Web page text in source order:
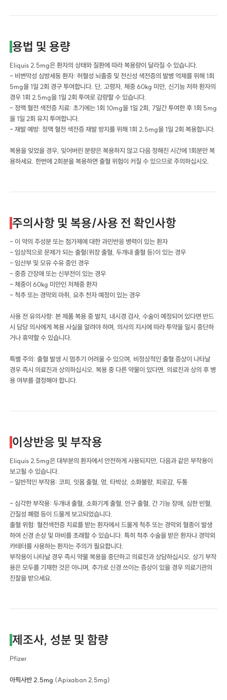
용법 및 용량
Eliquis 2.5mg은 환자의 상태와 질환에 따라 복용량이 달라질 수 있습니다.
- 비변막성 심방세동 환자: 허혈성 뇌졸중 및 전신성 색전증의 발병 억제를 위해 1회
5mg을 1일 2회 경구 투여합니다. 단, 고령자, 체중 60kg 미만, 신기능 저하 환자의
경우 1회 2.5mg을 1일 2회 투여로 감량할 수 있습니다.
- 정맥 혈전 색전증 치료: 초기에는 1회 10mg을 1일 2회, 7일간 투여한 후 1회 5mg
을 1일 2회 유지 투여합니다.
- 재발 예방: 정맥 혈전 색전증 재발 방지를 위해 1회 2.5mg을 1일 2회 복용합니다.
복용을 잊었을 경우, 잊어버린 분량은 복용하지 않고 다음 정해진 시간에 1회분만 복
용하세요. 한번에 2회분을 복용하면 출혈 위험이 커질 수 있으므로 주의하십시오.
주의사항 및 복용/사용 전 확인사항
- 이 약의 주성분 또는 첨가제에 대한 과민반응 병력이 있는 환자
- 임상적으로 문제가 되는 출혈(위장 출혈, 두개내 출혈 등)이 있는 경우
- 임산부 및 모유 수유 중인 경우
- 중증 간장애 또는 신부전이 있는 경우
- 체중이 60kg 미만인 저체중 환자
- 척추 또는 경막외 마취, 요추 천자 예정이 있는 경우
사용 전 유의사항: 본 제품 복용 중 발치, 내시경 검사, 수술이 예정되어 있다면 반드
시 담당 의사에게 복용 사실을 알려야 하며, 의사의 지시에 따라 투약을 일시 중단하
거나 휴약할 수 있습니다.
특별 주의: 출혈 발생 시 멈추기 어려울 수 있으며, 비정상적인 출혈 증상이 나타날
경우 즉시 의료진과 상의하십시오. 복용 중 다른 약물이 있다면, 의료진과 상의 후 병
용 여부를 결정해야 합니다.
이상반응 및 부작용
Eliquis 2.5mg은 대부분의 환자에서 안전하게 사용되지만, 다음과 같은 부작용이
보고될 수 있습니다.
- 일반적인 부작용: 코피, 잇몸 출혈, 멍, 타박상, 소화불량, 피로감, 두통
- 심각한 부작용: 두개내 출혈, 소화기계 출혈, 안구 출혈, 간 기능 장애, 심한 빈혈,
간질성 폐렴 등이 드물게 보고되었습니다.
출혈 위험: 혈전색전증 치료를 받는 환자에서 드물게 척추 또는 경막외 혈종이 발생
하여 신경 손상 및 마비를 초래할 수 있습니다. 특히 척추 수술을 받은 환자나 경막외
카테터를 사용하는 환자는 주의가 필요합니다.
부작용이 나타날 경우 즉시 약물 복용을 중단하고 의료진과 상담하십시오. 상기 부작
용은 모두를 기재한 것은 아니며, 추가로 신경 쓰이는 증상이 있을 경우 의료기관의
진찰을 받으세요.
제조사, 성분 및 함량
Pfizer
아픽사반 2.5mg (Apixaban 2.5mg)